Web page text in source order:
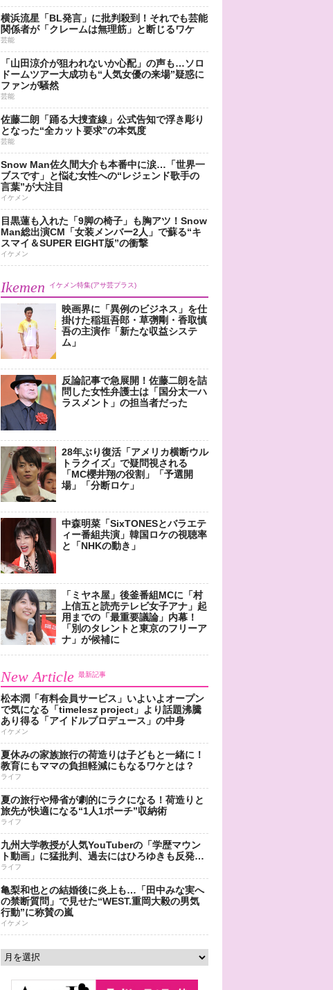
横浜流星「BL発言」に批判殺到！それでも芸能
関係者が「クレームは無理筋」と断じるワケ
芸能
「山田涼介が狙われないか心配」の声も…ソロ
ドームツアー大成功も“人気女優の来場”疑惑に
ファンが騒然
芸能
佐藤二朗「踊る大捜査線」公式告知で浮き彫り
となった“全カット要求”の本気度
芸能
Snow Man佐久間大介も本番中に涙…「世界一
ブスです」と悩む女性への“レジェンド歌手の
言葉”が大注目
イケメン
目黒蓮も入れた「9脚の椅子」も胸アツ！Snow
Man総出演CM「女装メンバー2人」で蘇る“キ
スマイ＆SUPER EIGHT版”の衝撃
イケメン
Ikemen イケメン特集(アサ芸プラス)
映画界に「異例のビジネス」を仕
掛けた稲垣吾郎・草彅剛・香取慎
吾の主演作「新たな収益システ
ム」
反論記事で急展開！佐藤二朗を詰
問した女性弁護士は「国分太一ハ
ラスメント」の担当者だった
28年ぶり復活「アメリカ横断ウル
トラクイズ」で疑問視される
「MC櫻井翔の役割」「予選開
場」「分断ロケ」
中森明菜「SixTONESとバラエテ
ィー番組共演」韓国ロケの視聴率
と「NHKの動き」
「ミヤネ屋」後釜番組MCに「村
上信五と読売テレビ女子アナ」起
用までの「最重要議論」内幕！
「別のタレントと東京のフリーア
ナ」が候補に
New Article 最新記事
松本潤「有料会員サービス」いよいよオープン
で気になる「timelesz project」より話題沸騰
あり得る「アイドルプロデュース」の中身
イケメン
夏休みの家族旅行の荷造りは子どもと一緒に！
教育にもママの負担軽減にもなるワケとは？
ライフ
夏の旅行や帰省が劇的にラクになる！荷造りと
旅先が快適になる“1人1ポーチ”収納術
ライフ
九州大学教授が人気YouTuberの「学歴マウン
ト動画」に猛批判、過去にはひろゆきも反発…
ライフ
亀梨和也との結婚後に炎上も…「田中みな実へ
の禁断質問」で見せた“WEST.重岡大毅の男気
行動”に称賛の嵐
イケメン